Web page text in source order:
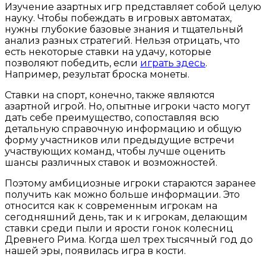
Изучение азартных игр представляет собой целую
науку. Чтобы побеждать в игровых автоматах,
нужны глубокие базовые знания и тщательный
анализ разных стратегий. Нельзя отрицать, что
есть некоторые ставки на удачу, которые
позволяют победить, если играть здесь.
Например, результат броска монеты.
Ставки на спорт, конечно, также являются
азартной игрой. Но, опытные игроки часто могут
дать себе преимущество, сопоставляя всю
детальную справочную информацию и общую
форму участников или предыдущие встречи
участвующих команд, чтобы лучше оценить
шансы различных ставок и возможностей.
Поэтому амбициозные игроки стараются заранее
получить как можно больше информации. Это
относится как к современным игрокам на
сегодняшний день, так и к игрокам, делающим
ставки среди пыли и ярости гонок колесниц
Древнего Рима. Когда шел трех тысячный год до
нашей эры, появилась игра в кости.